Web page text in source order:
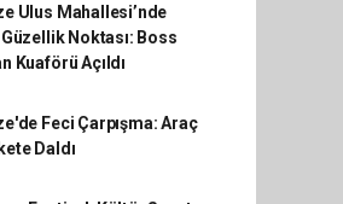
Ulus Mahallesi’nde
Noktası: Boss
Kuaförü Açıldı
Feci Çarpışma: Araç
Daldı